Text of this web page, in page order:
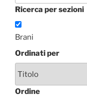
Ricerca per sezioni
Brani
Ordinati per
Ordine